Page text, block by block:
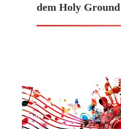
dem Holy Ground